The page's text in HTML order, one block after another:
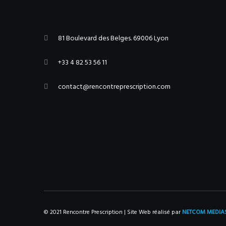
81 Boulevard des Belges. 69006 Lyon
+33 4 82 53 56 11
contact@rencontreprescription.com
© 2021 Rencontre Prescription | Site Web réalisé par NETCOM